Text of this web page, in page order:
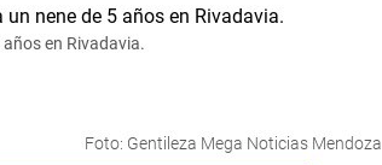
en Rivadavia.
Foto: Gentileza Mega Noticias Mendoza